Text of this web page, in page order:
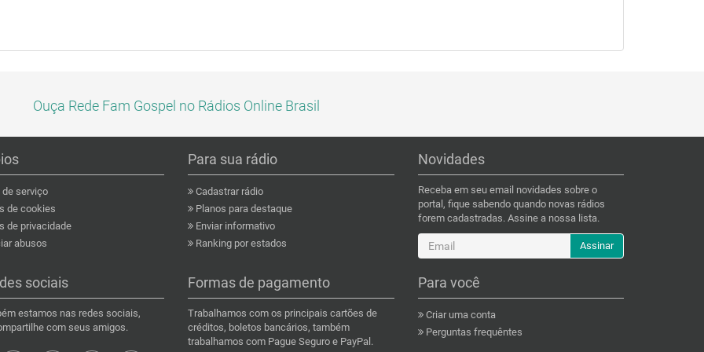
Ouça Rede Fam Gospel no Rádios Online Brasil
serviço
de cookies
de privacidade
abusos
Para sua rádio
Cadastrar rádio
Planos para destaque
Enviar informativo
Ranking por estados
Novidades
Receba em seu email novidades sobre o
portal, fique sabendo quando novas rádios
forem cadastradas. Assine a nossa lista.
Assinar
sociais
estamos nas redes sociais,
com seus amigos.
Formas de pagamento
Trabalhamos com os principais cartões de
créditos, boletos bancários, também
trabalhamos com Pague Seguro e PayPal.
Para você
Criar uma conta
Perguntas frequêntes